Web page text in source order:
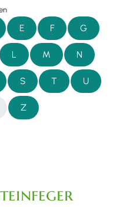
E F G
L M N
S T U
Z